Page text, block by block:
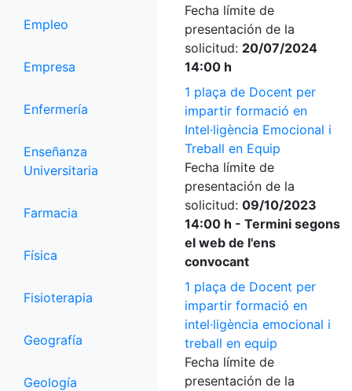
Empleo
Empresa
Enfermería
Enseñanza
Universitaria
Farmacia
Física
Fisioterapia
Geografía
Geología
Fecha límite de
presentación de la
solicitud: 20/07/2024
14:00 h
1 plaça de Docent per
impartir formació en
Intel·ligència Emocional i
Treball en Equip
Fecha límite de
presentación de la
solicitud: 09/10/2023
14:00 h - Termini segons
el web de l'ens
convocant
1 plaça de Docent per
impartir formació en
intel·ligència emocional i
treball en equip
Fecha límite de
presentación de la